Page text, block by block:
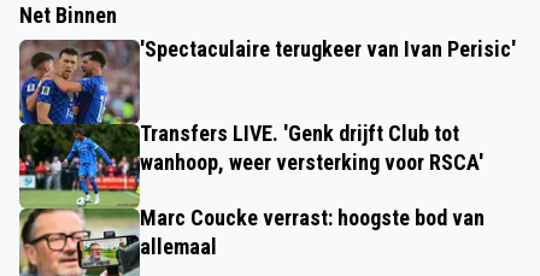
Net Binnen
'Spectaculaire terugkeer van Ivan Perisic'
Transfers LIVE. 'Genk drijft Club tot
wanhoop, weer versterking voor RSCA'
Marc Coucke verrast: hoogste bod van
allemaal